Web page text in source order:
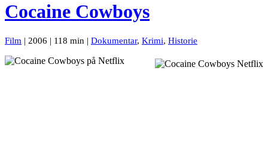
Cocaine Cowboys
Film | 2006 | 118 min | Dokumentar, Krimi, Historie